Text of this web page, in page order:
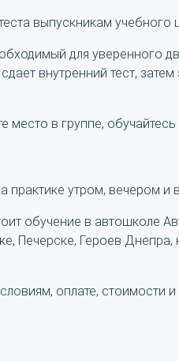
выпускникам учебного
для уверенного
внутренний тест,
место в группе,
практике утром, вечером и
обучение в автошколе
Печерске, Героев
оплате, стоимости